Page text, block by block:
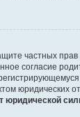
частных
согласие
юридических
юридической